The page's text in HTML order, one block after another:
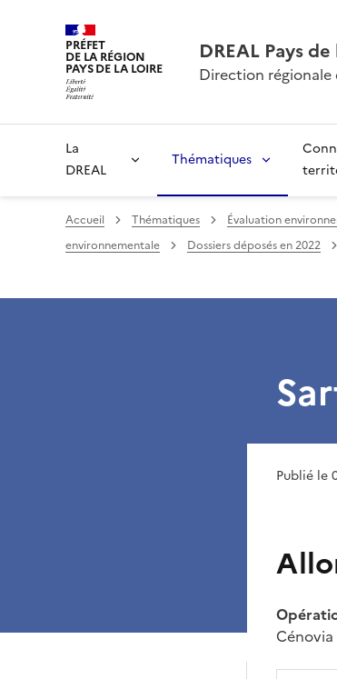
PRÉFET
DE LA RÉGION
PAYS DE LA LOIRE
DREAL Pays
Direction régionale
La
DREAL
Thématiques
Accueil Thématiques Évaluation
environnementale
Dossiers déposés en 2022
Publié le